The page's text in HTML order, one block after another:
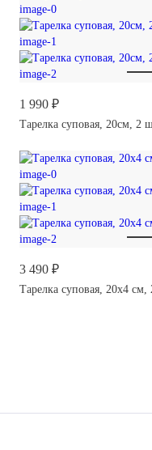
1 990 ₽
Тарелка суповая, 20см, 2
3 490 ₽
Тарелка суповая, 20х4